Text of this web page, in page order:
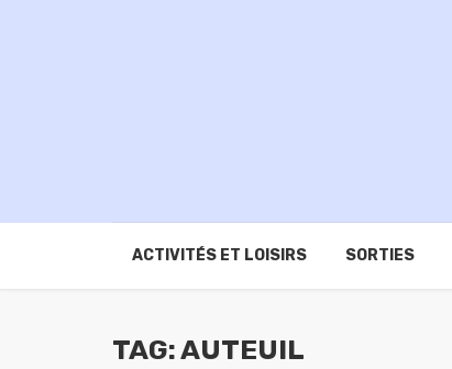
ACTIVITÉS ET LOISIRS SORTIES
TAG: AUTEUIL